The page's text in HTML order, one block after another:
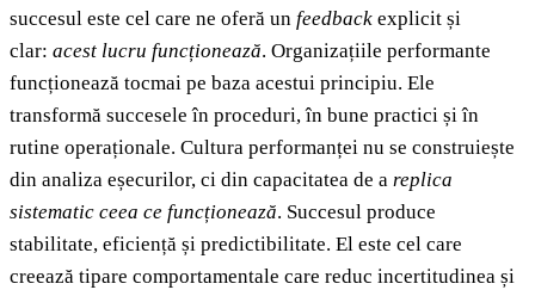
succesul este cel care ne oferă un feedback explicit și
clar: acest lucru funcționează. Organizațiile performante
funcționează tocmai pe baza acestui principiu. Ele
transformă succesele în proceduri, în bune practici și în
rutine operaționale. Cultura performanței nu se construiește
din analiza eșecurilor, ci din capacitatea de a replica
sistematic ceea ce funcționează. Succesul produce
stabilitate, eficiență și predictibilitate. El este cel care
creează tipare comportamentale care reduc incertitudinea și